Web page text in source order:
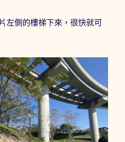
左側的樓梯下來，很快就可